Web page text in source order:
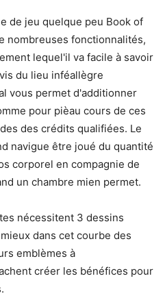
de jeu quelque peu Book of
nombreuses fonctionnalités,
lequel'il va facile à savoir
du lieu inféallègre
vous permet d'additionner
pour pièau cours de ces
des crédits qualifiées. Le
navigue être joué du quantité
corporel en compagnie de
un chambre mien permet.
nécessitent 3 dessins
dans cet courbe des
emblèmes à
créer les bénéfices pour